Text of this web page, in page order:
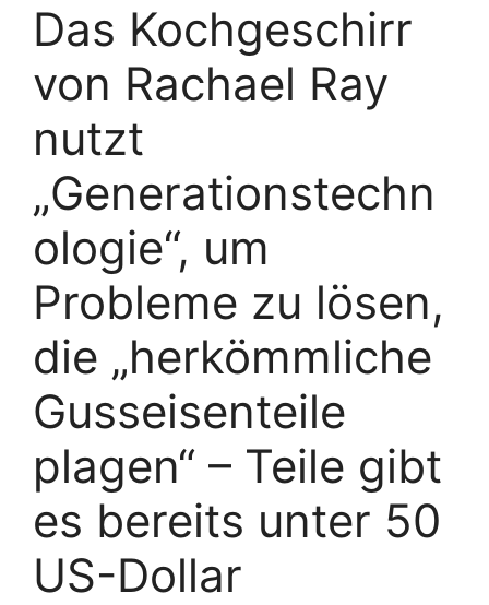
Das Kochgeschirr
von Rachael Ray
nutzt
„Generationstechn
ologie“, um
Probleme zu lösen,
die „herkömmliche
Gusseisenteile
plagen“ – Teile gibt
es bereits unter 50
US-Dollar